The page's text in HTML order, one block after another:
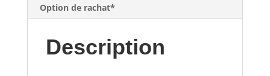
Option de rachat*
Description